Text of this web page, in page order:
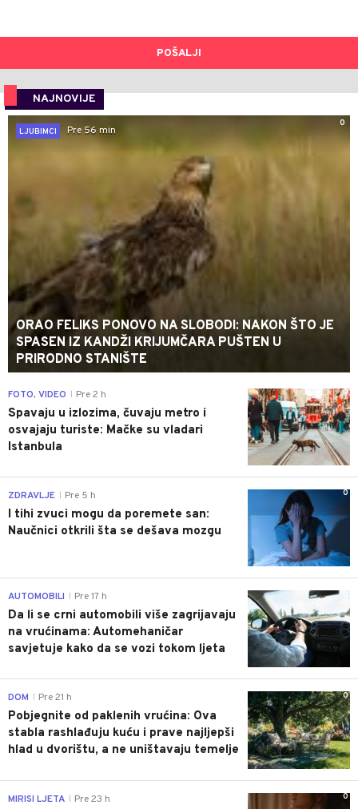
POŠALJI
NAJNOVIJE
0
LJUBIMCI
Pre 56 min
ORAO FELIKS PONOVO NA SLOBODI: NAKON ŠTO JE
SPASEN IZ KANDŽI KRIJUMČARA PUŠTEN U
PRIRODNO STANIŠTE
0
FOTO, VIDEO Pre 2 h
Spavaju u izlozima, čuvaju metro i
osvajaju turiste: Mačke su vladari
Istanbula
0
ZDRAVLJE Pre 5 h
I tihi zvuci mogu da poremete san:
Naučnici otkrili šta se dešava mozgu
0
AUTOMOBILI Pre 17 h
Da li se crni automobili više zagrijavaju
na vrućinama: Automehaničar
savjetuje kako da se vozi tokom ljeta
0
DOM Pre 21 h
Pobjegnite od paklenih vrućina: Ova
stabla rashlađuju kuću i prave najljepši
hlad u dvorištu, a ne uništavaju temelje
0
MIRISI LJETA Pre 23 h